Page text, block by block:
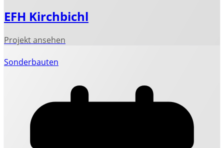
EFH Kirchbichl
Sonderbauten